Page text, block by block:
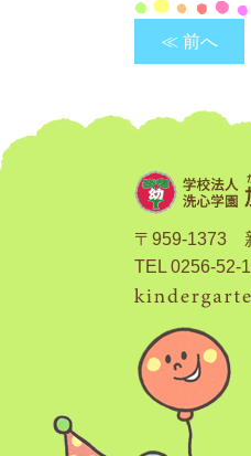
≪ 前へ
〒959-1373
TEL 0256-52-